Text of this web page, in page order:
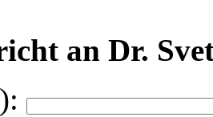
an Dr.